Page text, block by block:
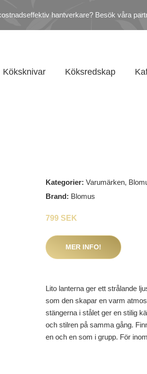
hantverkare? Besök våra
Köksknivar Köksredskap
Kategorier: Varumärken,
Brand: Blomus
799 SEK
MER INFO!
Lito lanterna ger ett strålande
som den skapar en varm
stängerna i stålet ger en stilig
och stilren på samma gång.
en och en som i grupp. För